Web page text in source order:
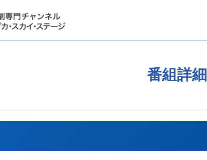
番組詳細